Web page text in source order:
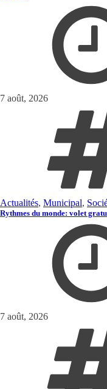
7 août, 2026
Actualités, Municipal,
Rythmes du monde: volet
7 août, 2026